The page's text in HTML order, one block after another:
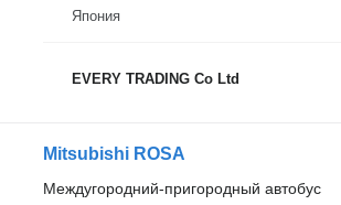
Япония
EVERY TRADING Co Ltd
Mitsubishi ROSA
Междугородний-пригородный автобус